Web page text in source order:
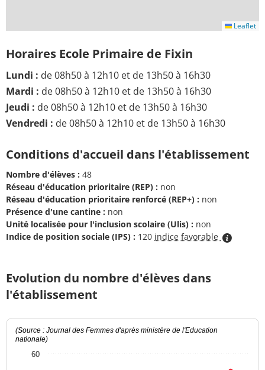
Leaflet
Horaires Ecole Primaire de Fixin
Lundi : de 08h50 à 12h10 et de 13h50 à 16h30
Mardi : de 08h50 à 12h10 et de 13h50 à 16h30
Jeudi : de 08h50 à 12h10 et de 13h50 à 16h30
Vendredi : de 08h50 à 12h10 et de 13h50 à 16h30
Conditions d'accueil dans l'établissement
Nombre d'élèves : 48
Réseau d'éducation prioritaire (REP) : non
Réseau d'éducation prioritaire renforcé (REP+) : non
Présence d'une cantine : non
Unité localisée pour l'inclusion scolaire (Ulis) : non
Indice de position sociale (IPS) : 120 indice favorable
Evolution du nombre d'élèves dans
l'établissement
(Source : Journal des Femmes d'après ministère de l'Education
nationale)
60